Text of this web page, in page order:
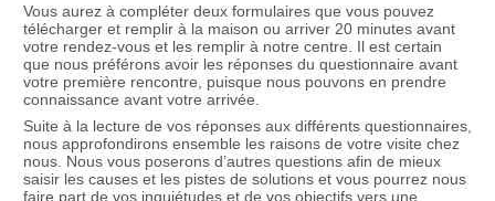
Vous aurez à compléter deux formulaires que vous pouvez
télécharger et remplir à la maison ou arriver 20 minutes avant
votre rendez-vous et les remplir à notre centre. Il est certain
que nous préférons avoir les réponses du questionnaire avant
votre première rencontre, puisque nous pouvons en prendre
connaissance avant votre arrivée.
Suite à la lecture de vos réponses aux différents questionnaires,
nous approfondirons ensemble les raisons de votre visite chez
nous. Nous vous poserons d’autres questions afin de mieux
saisir les causes et les pistes de solutions et vous pourrez nous
faire part de vos inquiétudes et de vos objectifs vers une